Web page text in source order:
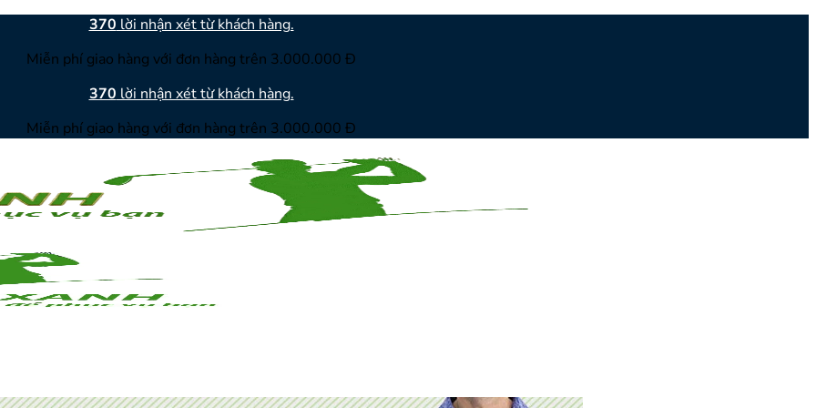
370 lời nhận xét từ khách hàng.
Miễn phí giao hàng với đơn hàng trên 3.000.000 Đ
370 lời nhận xét từ khách hàng.
Miễn phí giao hàng với đơn hàng trên 3.000.000 Đ